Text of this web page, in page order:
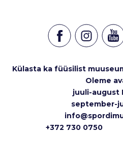
Külasta ka füüsilist
Oleme
juuli-august
september-
+372 730 0750